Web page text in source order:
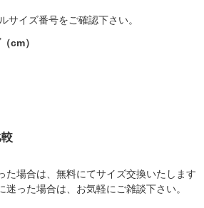
サイズ番号をご確認下さい。
cm）
た場合は、無料にてサイズ交換いたします
迷った場合は、お気軽にご雑談下さい。